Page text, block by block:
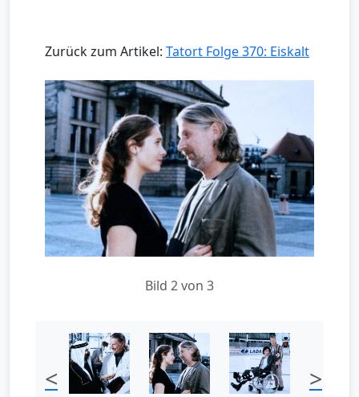
Zurück zum Artikel: Tatort Folge 370: Eiskalt
Bild 2 von 3
< >